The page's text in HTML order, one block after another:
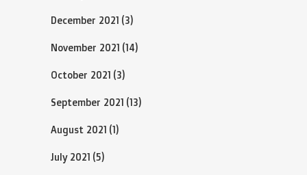
December 2021 (3)
November 2021 (14)
October 2021 (3)
September 2021 (13)
August 2021 (1)
July 2021 (5)